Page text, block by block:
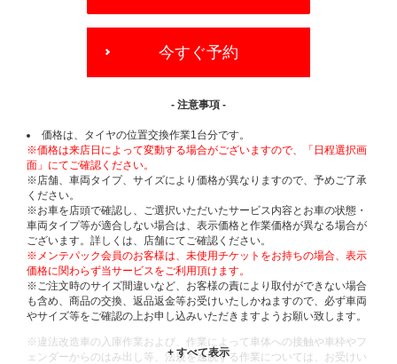
OPTIONS
今すぐ予約
- 注意事項 -
価格は、タイヤの位置交換作業1台分です。
※価格は来店日によって変動する場合がございますので、「日程選択画
面」にてご確認ください。
※店舗、車両タイプ、サイズにより価格が異なりますので、予めご了承
ください。
※お車を店頭で確認し、ご選択いただいたサービス内容とお車の状態・
車両タイプ等が適合しない場合は、表示価格と作業価格が異なる場合が
ございます。詳しくは、店舗にてご確認ください。
※メンテパック会員のお客様は、未使用チケットをお持ちの場合、表示
価格に関わらず当サービスをご利用頂けます。
※ご注文時のサイズ間違いなど、お客様の責により取付ができない場合
も含め、商品の交換、返品返金等お受けいたしかねますので、必ず車両
やサイズ等をご確認の上お申し込みいただきますようお願い致します。
※違法改造車の入庫作業および、作業によって車体への接触や車枠やフ
ェンダーからのはみ出し等、法規を逸脱する作業については、お受けい